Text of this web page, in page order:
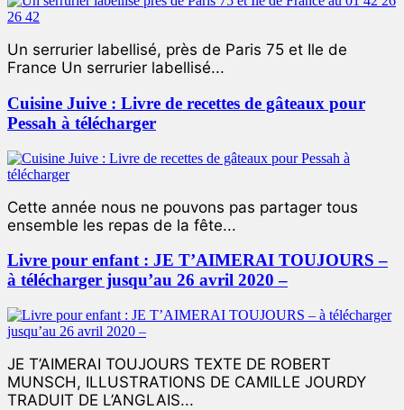
Un serrurier labellisé, près de Paris 75 et Ile de
France Un serrurier labellisé...
Cuisine Juive : Livre de recettes de gâteaux pour
Pessah à télécharger
Cette année nous ne pouvons pas partager tous
ensemble les repas de la fête...
Livre pour enfant : JE T’AIMERAI TOUJOURS –
à télécharger jusqu’au 26 avril 2020 –
JE T’AIMERAI TOUJOURS TEXTE DE ROBERT
MUNSCH, ILLUSTRATIONS DE CAMILLE JOURDY
TRADUIT DE L’ANGLAIS...